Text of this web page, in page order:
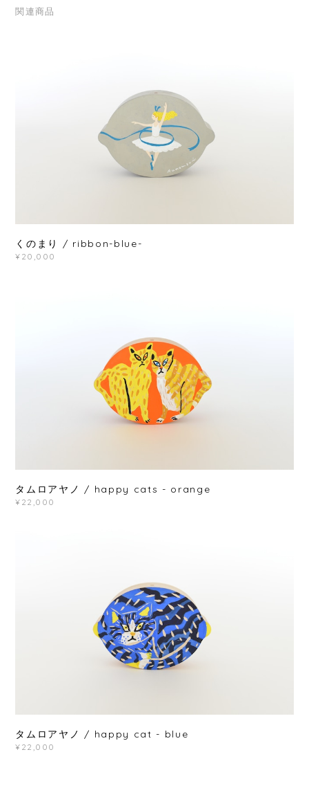
関連商品
くのまり / ribbon-blue-
¥20,000
タムロアヤノ / happy cats - orange
¥22,000
タムロアヤノ / happy cat - blue
¥22,000